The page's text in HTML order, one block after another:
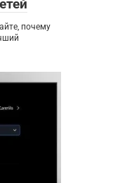
почему